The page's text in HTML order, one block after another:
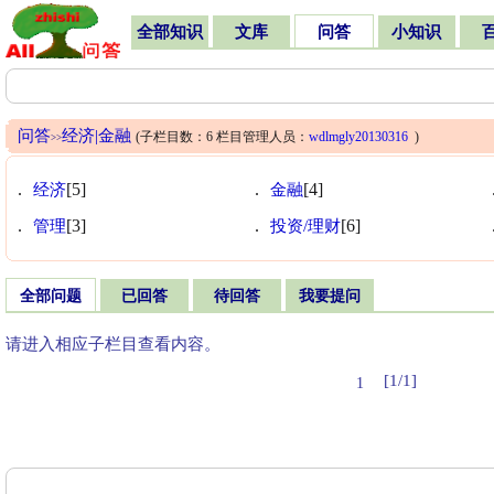
全部知识 文库 问答 小知识
问答>>经济|金融 (子栏目数：6 栏目管理人员： wdlmgly20130316 )
. 经济[5] . 金融[4]
. 管理[3] . 投资/理财[6]
全部问题 已回答 待回答 我要提问
请进入相应子栏目查看内容。
1 [1/1]